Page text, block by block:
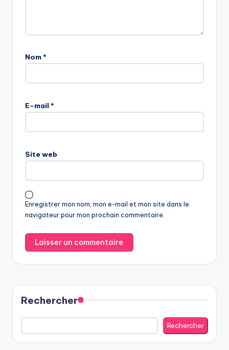
Nom *
E-mail *
Site web
Enregistrer mon nom, mon e-mail et mon site dans le
navigateur pour mon prochain commentaire.
Rechercher
Rechercher